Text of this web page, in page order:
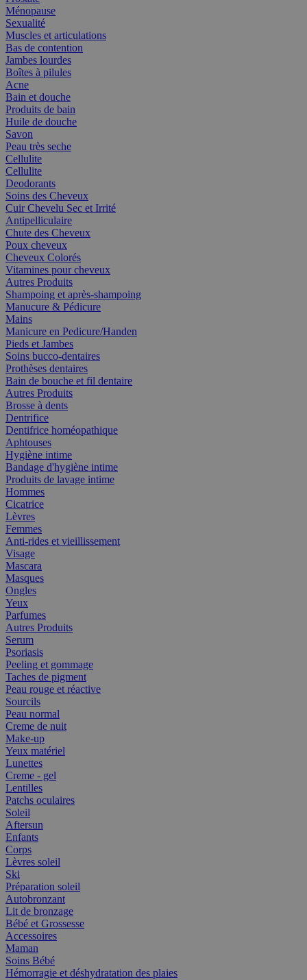
Ménopause
Sexualité
Muscles et articulations
Bas de contention
Jambes lourdes
Boîtes à pilules
Acne
Bain et douche
Produits de bain
Huile de douche
Savon
Peau très seche
Cellulite
Cellulite
Deodorants
Soins des Cheveux
Cuir Chevelu Sec et Irrité
Antipelliculaire
Chute des Cheveux
Poux cheveux
Cheveux Colorés
Vitamines pour cheveux
Autres Produits
Shampoing et après-shampoing
Manucure & Pédicure
Mains
Manicure en Pedicure/Handen
Pieds et Jambes
Soins bucco-dentaires
Prothèses dentaires
Bain de bouche et fil dentaire
Autres Produits
Brosse à dents
Dentrifice
Dentifrice homéopathique
Aphtouses
Hygiène intime
Bandage d'hygiène intime
Produits de lavage intime
Hommes
Cicatrice
Lèvres
Femmes
Anti-rides et vieillissement
Visage
Mascara
Masques
Ongles
Yeux
Parfumes
Autres Produits
Serum
Psoriasis
Peeling et gommage
Taches de pigment
Peau rouge et réactive
Sourcils
Peau normal
Creme de nuit
Make-up
Yeux matériel
Lunettes
Creme - gel
Lentilles
Patchs oculaires
Soleil
Aftersun
Enfants
Corps
Lèvres soleil
Ski
Préparation soleil
Autobronzant
Lit de bronzage
Bébé et Grossesse
Accessoires
Maman
Soins Bébé
Hémorragie et déshydratation des plaies